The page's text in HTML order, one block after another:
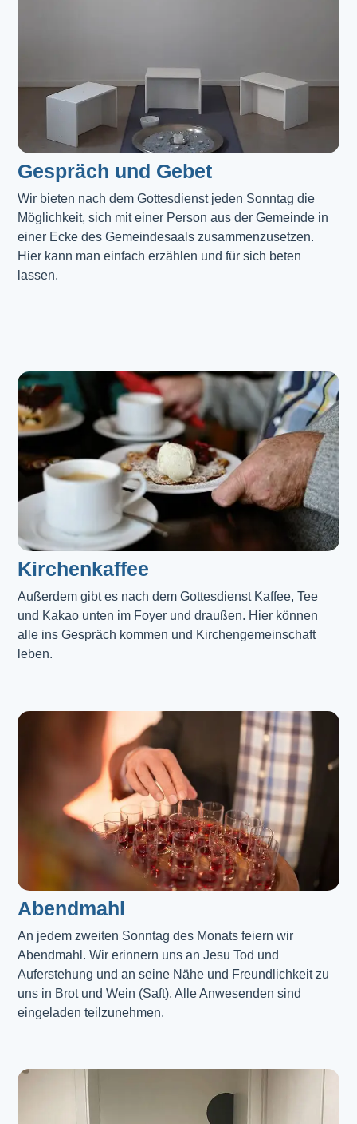
Gespräch und Gebet
Wir bieten nach dem Gottesdienst jeden Sonntag die
Möglichkeit, sich mit einer Person aus der Gemeinde in
einer Ecke des Gemeindesaals zusammenzusetzen.
Hier kann man einfach erzählen und für sich beten
lassen.
Kirchenkaffee
Außerdem gibt es nach dem Gottesdienst Kaffee, Tee
und Kakao unten im Foyer und draußen. Hier können
alle ins Gespräch kommen und Kirchengemeinschaft
leben.
Abendmahl​
An jedem zweiten Sonntag des Monats feiern wir
Abendmahl. Wir erinnern uns an Jesu Tod und
Auferstehung und an seine Nähe und Freundlichkeit zu
uns in Brot und Wein (Saft). Alle Anwesenden sind
eingeladen teilzunehmen.